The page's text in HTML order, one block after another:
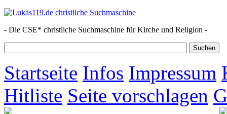
- Die CSE* christliche Suchmaschine für Kirche und Religion -
Startseite Infos Impressum
Hitliste Seite vorschlagen